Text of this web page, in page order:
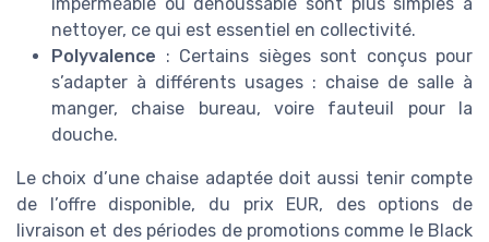
nettoyer, ce qui est essentiel en collectivité.
Polyvalence : Certains sièges sont conçus pour
s’adapter à différents usages : chaise de salle à
manger, chaise bureau, voire fauteuil pour la
douche.
Le choix d’une chaise adaptée doit aussi tenir compte
de l’offre disponible, du prix EUR, des options de
livraison et des périodes de promotions comme le Black